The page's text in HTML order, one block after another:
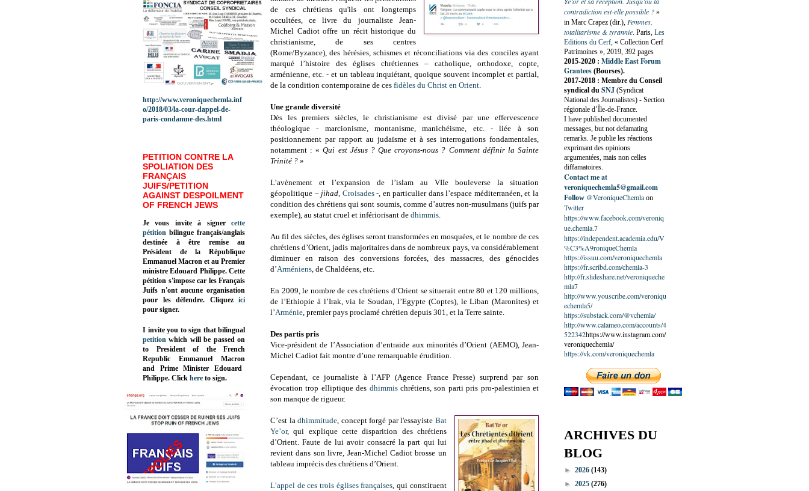
de ces chrétiens qu'ils ont longtemps
occultées, ce livre du journaliste Jean-
Michel Cadiot offre un récit historique du
christianisme, de ses centres
(Rome/Byzance), des hérésies, schismes et réconciliations via des conciles ayant
marqué l’histoire des églises chrétiennes – catholique, orthodoxe, copte,
arménienne, etc. - et un tableau inquiétant, quoique souvent incomplet et partial,
de la condition contemporaine de ces fidèles du Christ en Orient.
Une grande diversité
Dès les premiers siècles, le christianisme est divisé par une effervescence
théologique - marcionisme, montanisme, manichéisme, etc. - liée à son
positionnement par rapport au judaïsme et à ses interrogations fondamentales,
notamment : «Qui est Jésus ? Que croyons-nous ? Comment définir la Sainte
Trinité ? »
L’avènement et l’expansion de l’islam au VIIe bouleverse la situation
géopolitique – jihad, Croisades-, en particulier dans l’espace méditerranéen, et la
condition des chrétiens qui sont soumis, comme d’autres non-musulmans (juifs par
exemple), au statut cruel et infériorisant de dhimmis.
Au fil des siècles, des églises seront transformées en mosquées, et le nombre de ces
chrétiens d’Orient, jadis majoritaires dans de nombreux pays, va considérablement
diminuer en raison des conversions forcées, des massacres, des génocides
d’Arméniens, de Chaldéens, etc.
En 2009, le nombre de ces chrétiens d’Orient se situerait entre 80 et 120 millions,
de l’Ethiopie à l’Irak, via le Soudan, l’Egypte (Coptes), le Liban (Maronites) et
l’Arménie, premier pays proclamé chrétien depuis 301, et la Terre sainte.
Des partis pris
Vice-président de l’Association d’entraide aux minorités d’Orient (AEMO), Jean-
Michel Cadiot fait montre d’une remarquable érudition.
Cependant, ce journaliste à l’AFP (Agence France Presse) surprend par son
évocation trop elliptique des dhimmischrétiens, son parti pris pro-palestinien et
son manque de rigueur.
C’est ladhimmitude, concept forgé par l'essayiste Bat
Ye’or, qui explique cette disparition des chrétiens
d’Orient. Faute de lui avoir consacré la part qui lui
revient dans son livre, Jean-Michel Cadiot brosse un
tableau imprécis des chrétiens d’Orient.
L’appel de ces trois églises françaises, qui constituent
http://www.veroniquechemla.inf
o/2018/03/la-cour-dappel-de-
paris-condamne-des.html
PETITION CONTRE LA
SPOLIATION DES
FRANÇAIS
JUIFS/PETITION
AGAINST DESPOILMENT
OF FRENCH JEWS
Je vous invite à signer cette
pétition bilingue français/anglais
destinée à être remise au
Président de la République
Emmanuel Macron et au Premier
ministre Edouard Philippe. Cette
pétition s'impose car les Français
Juifs n'ont aucune organisation
pour les défendre. Cliquez
ici
pour signer.
I invite you to sign that bilingual
petition which will be passed on
to President of the French
Republic Emmanuel Macron
and Prime Minister Edouard
Philippe. Click here to sign.
contradiction est-elle possible ? »
in Marc Crapez (dir.), Femmes,
totalitarisme & tyrannie. Paris, Les
Editions du Cerf, « Collection Cerf
Patrimoines », 2019, 392 pages
2015-2020 : Middle East Forum
Grantees (Bourses).
2017-2018 : Membre du Conseil
syndical du SNJ (Syndicat
National des Journalistes) - Section
régionale d’Île-de-France.
I have published documented
messages, but not defamating
remarks. Je publie les réactions
exprimant des opinions
argumentées, mais non celles
diffamatoires.
Contact me at
veroniquechemla5@gmail.com
Follow @VeroniqueChemlaon
Twitter
https://www.facebook.com/veroniq
ue.chemla.7
https://independent.academia.edu/V
%C3%A9roniqueChemla
https://issuu.com/veroniquechemla
https://fr.scribd.com/chemla-3
http://fr.slideshare.net/veroniqueche
mla7
http://www.youscribe.com/veroniqu
echemla5/
https://substack.com/@vchemla/
http://www.calameo.com/accounts/4
522342https://www.instagram.com/
veroniquechemla/
https://vk.com/veroniquechemla
ARCHIVES DU
BLOG
► 2026 (143)
► 2025 (276)